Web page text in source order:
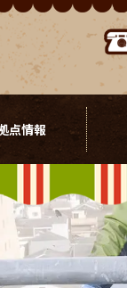
点情報